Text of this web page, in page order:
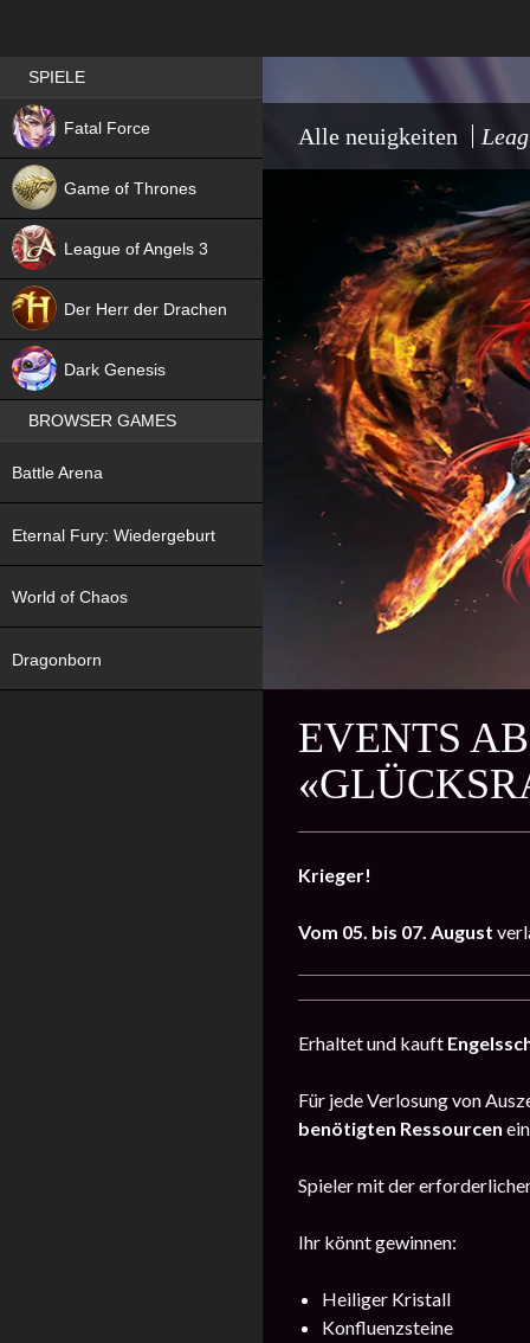
Alle neuigkeiten
EVENTS
Krieger!
Vom 05. bis 07. August
Erhaltet und kauft
Für jede Verlosung von
benötigten Ressourcen
Spieler mit der
Ihr könnt gewinnen:
Heiliger Kristall
Konfluenzsteine
Best RPG games in Germany
SPIELE
Fatal Force
NEW
Game of Thrones
League of Angels 3
Der Herr der Drachen
Dark Genesis
BROWSER GAMES
Battle Arena
Eternal Fury: Wiedergeburt
World of Chaos
Dragonborn